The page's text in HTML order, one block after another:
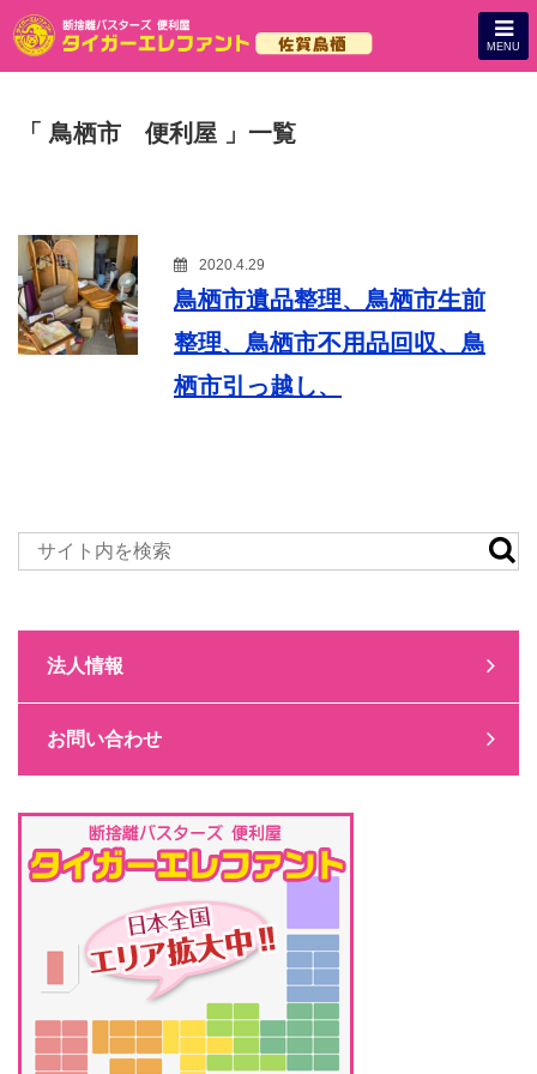
MENU
「 鳥栖市 便利屋 」一覧
2020.4.29
鳥栖市遺品整理、鳥栖市生前
整理、鳥栖市不用品回収、鳥
栖市引っ越し、
法人情報
お問い合わせ